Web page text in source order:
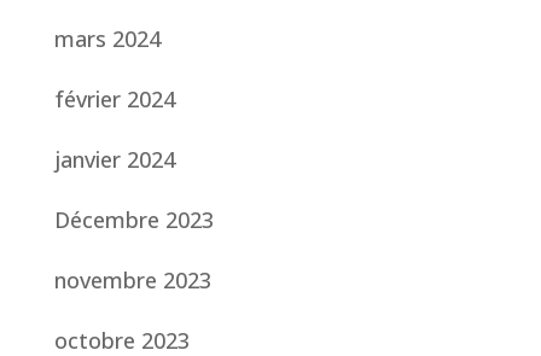
mars 2024
février 2024
janvier 2024
Décembre 2023
novembre 2023
octobre 2023